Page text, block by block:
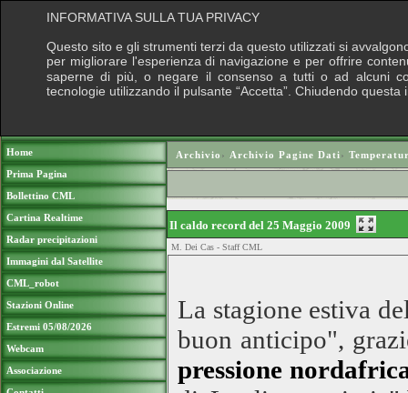
Home
Prima Pagina
Bollettino CML
Cartina Realtime
Radar precipitazioni
Immagini dal Satellite
CML_robot
Stazioni Online
Estremi 05/08/2026
Webcam
Associazione
Archivio › Archivio Pagine Dati›
Il caldo record del 25 Maggio 2009
M. Dei Cas - Staff CML
La stagione estiva
buon anticipo",
pressione
INFORMATIVA SULLA TUA PRIVACY
Questo sito e gli strumenti terzi da questo utilizzati si
per migliorare l'esperienza di navigazione e per offrire
saperne di più, o negare il consenso a tutti o ad alcuni
tecnologie utilizzando il pulsante “Accetta”. Chiudendo